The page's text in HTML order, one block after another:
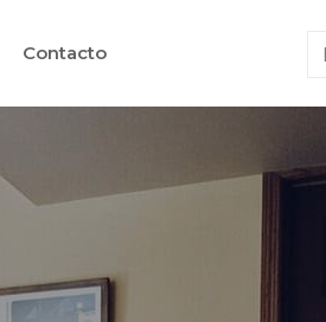
Contacto